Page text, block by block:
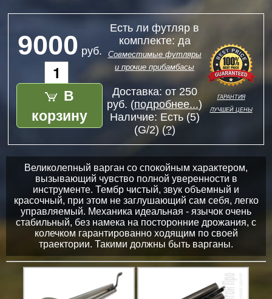
9000 руб.
В
корзину
Есть ли футляр в
комплекте: да
Совместимые футляры
и прочие прибамбасы
Доставка: от 250
руб. (подробнее...)
Наличие: Есть (5)
(G/2) (?)
гарантия
лучшей цены
Великолепный варган со спокойным характером,
вызывающий чувство полной уверенности в
инструменте. Тембр чистый, звук объемный и
красочный, при этом не заглушающий сам себя, легко
управляемый. Механика идеальная - язычок очень
стабильный, без намека на посторонние дрожания, с
колечком гарантированно ходящим по своей
траектории. Такими должны быть варганы.